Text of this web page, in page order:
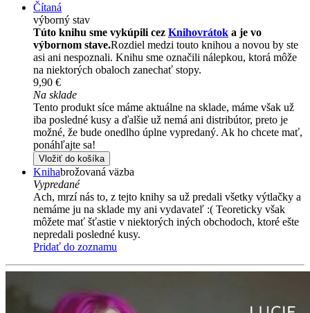
Čítaná
výborný stav
Túto knihu sme vykúpili cez Knihovrátok a je vo
výbornom stave.Rozdiel medzi touto knihou a novou by ste
asi ani nespoznali. Knihu sme označili nálepkou, ktorá môže
na niektorých obaloch zanechať stopy.
9,90 €
Na sklade
Tento produkt síce máme aktuálne na sklade, máme však už
iba posledné kusy a ďalšie už nemá ani distribútor, preto je
možné, že bude onedlho úplne vypredaný. Ak ho chcete mať,
ponáhľajte sa!
Vložiť do košíka
Knihabrožovaná väzba
Vypredané
Ach, mrzí nás to, z tejto knihy sa už predali všetky výtlačky a
nemáme ju na sklade my ani vydavateľ :( Teoreticky však
môžete mať šťastie v niektorých iných obchodoch, ktoré ešte
nepredali posledné kusy.
Pridať do zoznamu